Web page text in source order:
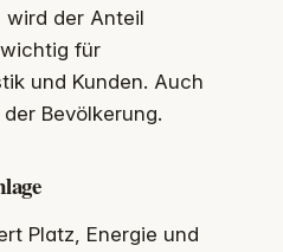
wird der Anteil
für
und Kunden. Auch
Bevölkerung.
Platz, Energie und